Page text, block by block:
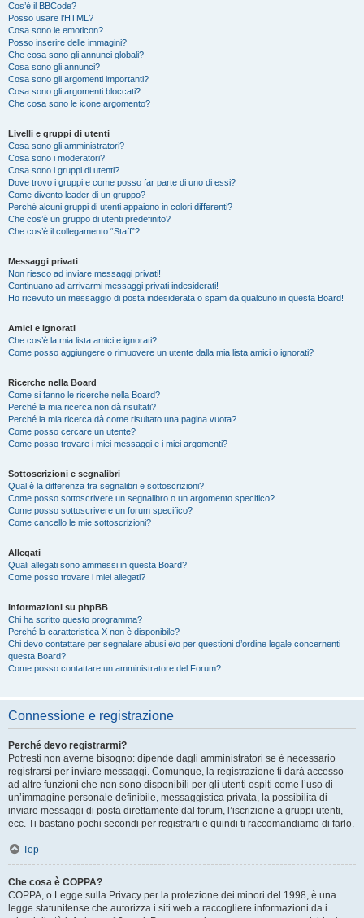
Cos’è il BBCode?
Posso usare l’HTML?
Cosa sono le emoticon?
Posso inserire delle immagini?
Che cosa sono gli annunci globali?
Cosa sono gli annunci?
Cosa sono gli argomenti importanti?
Cosa sono gli argomenti bloccati?
Che cosa sono le icone argomento?
Livelli e gruppi di utenti
Cosa sono gli amministratori?
Cosa sono i moderatori?
Cosa sono i gruppi di utenti?
Dove trovo i gruppi e come posso far parte di uno di essi?
Come divento leader di un gruppo?
Perché alcuni gruppi di utenti appaiono in colori differenti?
Che cos’è un gruppo di utenti predefinito?
Che cos’è il collegamento “Staff”?
Messaggi privati
Non riesco ad inviare messaggi privati!
Continuano ad arrivarmi messaggi privati indesiderati!
Ho ricevuto un messaggio di posta indesiderata o spam da qualcuno in questa Board!
Amici e ignorati
Che cos’è la mia lista amici e ignorati?
Come posso aggiungere o rimuovere un utente dalla mia lista amici o ignorati?
Ricerche nella Board
Come si fanno le ricerche nella Board?
Perché la mia ricerca non dà risultati?
Perché la mia ricerca dà come risultato una pagina vuota?
Come posso cercare un utente?
Come posso trovare i miei messaggi e i miei argomenti?
Sottoscrizioni e segnalibri
Qual è la differenza fra segnalibri e sottoscrizioni?
Come posso sottoscrivere un segnalibro o un argomento specifico?
Come posso sottoscrivere un forum specifico?
Come cancello le mie sottoscrizioni?
Allegati
Quali allegati sono ammessi in questa Board?
Come posso trovare i miei allegati?
Informazioni su phpBB
Chi ha scritto questo programma?
Perché la caratteristica X non è disponibile?
Chi devo contattare per segnalare abusi e/o per questioni d’ordine legale concernenti
questa Board?
Come posso contattare un amministratore del Forum?
Connessione e registrazione
Perché devo registrarmi?
Potresti non averne bisogno: dipende dagli amministratori se è necessario
registrarsi per inviare messaggi. Comunque, la registrazione ti darà accesso
ad altre funzioni che non sono disponibili per gli utenti ospiti come l’uso di
un’immagine personale definibile, messaggistica privata, la possibilità di
inviare messaggi di posta direttamente dal forum, l’iscrizione a gruppi utenti,
ecc. Ti bastano pochi secondi per registrarti e quindi ti raccomandiamo di farlo.
Top
Che cosa è COPPA?
COPPA, o Legge sulla Privacy per la protezione dei minori del 1998, è una
legge statunitense che autorizza i siti web a raccogliere informazioni da i